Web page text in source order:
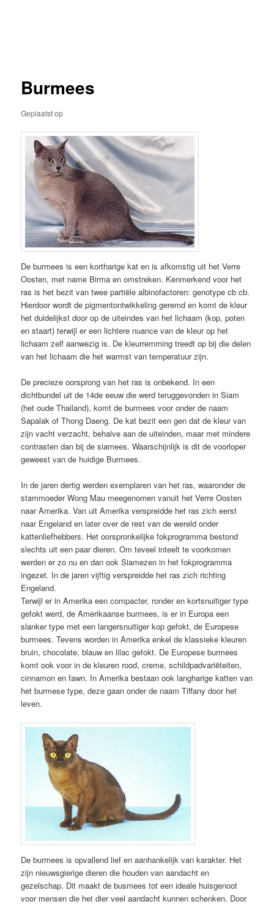
Burmees
Geplaatst op
De burmees is een kortharige kat en is afkomstig uit het Verre
Oosten, met name Birma en omstreken. Kenmerkend voor het
ras is het bezit van twee partiële albinofactoren: genotype cb cb.
Hierdoor wordt de pigmentontwikkeling geremd en komt de kleur
het duidelijkst door op de uiteindes van het lichaam (kop, poten
en staart) terwijl er een lichtere nuance van de kleur op het
lichaam zelf aanwezig is. De kleurremming treedt op bij die delen
van het lichaam die het warmst van temperatuur zijn.
De precieze oorsprong van het ras is onbekend. In een
dichtbundel uit de 14de eeuw die werd teruggevonden in Siam
(het oude Thailand), komt de burmees voor onder de naam
Sapalak of Thong Daeng. De kat bezit een gen dat de kleur van
zijn vacht verzacht, behalve aan de uiteinden, maar met mindere
contrasten dan bij de siamees. Waarschijnlijk is dit de voorloper
geweest van de huidige Burmees.
In de jaren dertig werden exemplaren van het ras, waaronder de
stammoeder Wong Mau meegenomen vanuit het Verre Oosten
naar Amerika. Van uit Amerika verspreidde het ras zich eerst
naar Engeland en later over de rest van de wereld onder
kattenliefhebbers. Het oorspronkelijke fokprogramma bestond
slechts uit een paar dieren. Om teveel inteelt te voorkomen
werden er zo nu en dan ook Siamezen in het fokprogramma
ingezet. In de jaren vijftig verspreidde het ras zich richting
Engeland.
Terwijl er in Amerika een compacter, ronder en kortsnuitiger type
gefokt werd, de Amerikaanse burmees, is er in Europa een
slanker type met een langersnuitiger kop gefokt, de Europese
burmees. Tevens worden in Amerika enkel de klassieke kleuren
bruin, chocolate, blauw en lilac gefokt. De Europese burmees
komt ook voor in de kleuren rood, creme, schildpadvariëteiten,
cinnamon en fawn. In Amerika bestaan ook langharige katten van
het burmese type, deze gaan onder de naam Tiffany door het
leven.
De burmees is opvallend lief en aanhankelijk van karakter. Het
zijn nieuwsgierige dieren die houden van aandacht en
gezelschap. Dit maakt de busmees tot een ideale huisgenoot
voor mensen die het dier veel aandacht kunnen schenken. Door